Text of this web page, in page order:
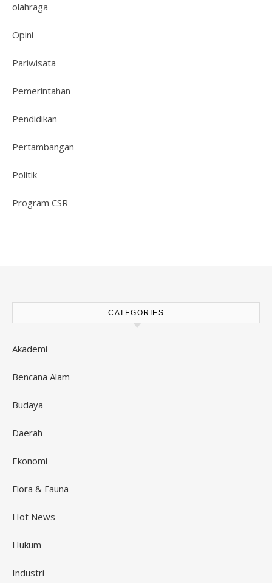
olahraga
Opini
Pariwisata
Pemerintahan
Pendidikan
Pertambangan
Politik
Program CSR
CATEGORIES
Akademi
Bencana Alam
Budaya
Daerah
Ekonomi
Flora & Fauna
Hot News
Hukum
Industri